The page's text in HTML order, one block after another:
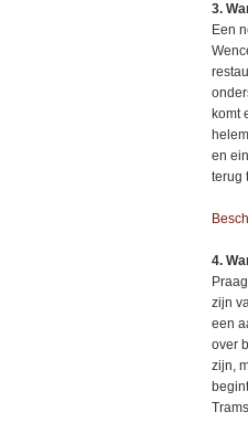
3.
Een
komt
en
terug
4.
zijn
een
over
zijn,